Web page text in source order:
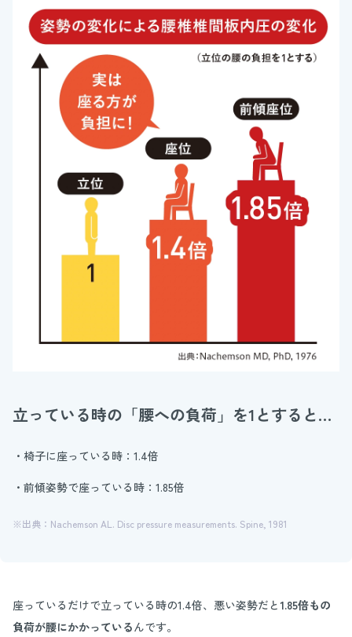
立っている時の「腰への負荷」を1とすると…
・椅子に座っている時：1.4倍
・前傾姿勢で座っている時：1.85倍
※出典：Nachemson AL. Disc pressure measurements. Spine, 1981
座っているだけで立っている時の1.4倍、悪い姿勢だと1.85倍もの
負荷が腰にかかっているんです。